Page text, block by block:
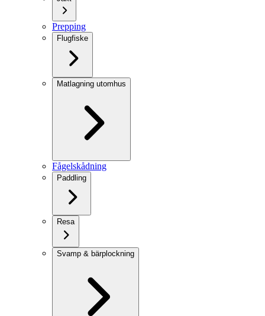
Prepping
Flugfiske
Matlagning utomhus
Fågelskådning
Paddling
Resa
Svamp & bärplockning